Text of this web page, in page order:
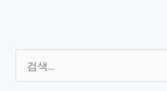
색